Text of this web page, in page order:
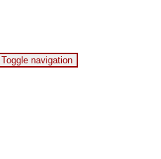
Toggle navigation